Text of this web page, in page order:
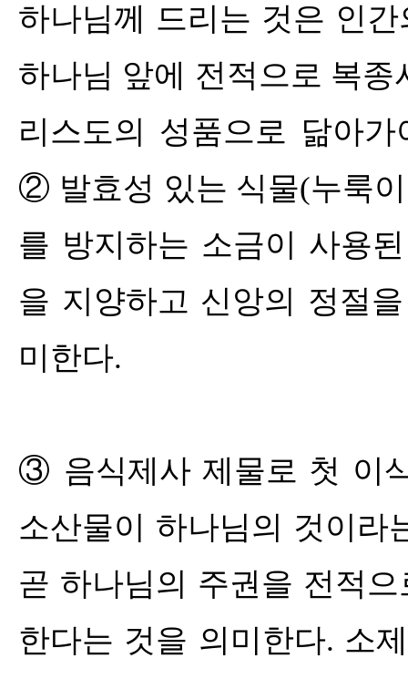
하나님께 드리는 것은 인
하나님 앞에 전적으로 복
리스도의 성품으로 닮아
② 발효성 있는 식물(누룩
를 방지하는 소금이 사용
을 지양하고 신앙의 정절
미한다.
③ 음식제사 제물로 첫 이
소산물이 하나님의 것이라
곧 하나님의 주권을 전적
한다는 것을 의미한다. 소